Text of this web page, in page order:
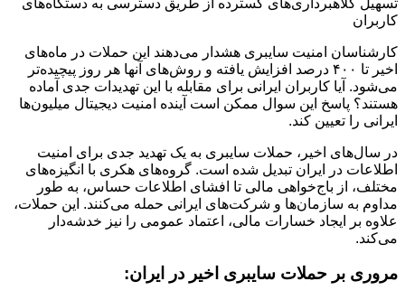
تسهیل کلاهبرداری‌های گسترده از طریق دسترسی به دستگاه‌های
کاربران
کارشناسان امنیت سایبری هشدار می‌دهند این حملات در ماه‌های
اخیر تا ۴۰۰ درصد افزایش یافته و روش‌های آنها هر روز پیچیده‌تر
می‌شود. آیا کاربران ایرانی برای مقابله با این تهدیدات جدی آماده
هستند؟ پاسخ این سوال ممکن است آینده امنیت دیجیتال میلیون‌ها
ایرانی را تعیین کند.
در سال‌های اخیر، حملات سایبری به یک تهدید جدی برای امنیت
اطلاعات در ایران تبدیل شده است. گروه‌های هکری با انگیزه‌های
مختلف، از باج‌خواهی مالی تا افشای اطلاعات حساس، به طور
مداوم به سازمان‌ها و شرکت‌های ایرانی حمله می‌کنند. این حملات،
علاوه بر ایجاد خسارات مالی، اعتماد عمومی را نیز خدشه‌دار
می‌کند.
مروری بر حملات سایبری اخیر در ایران: